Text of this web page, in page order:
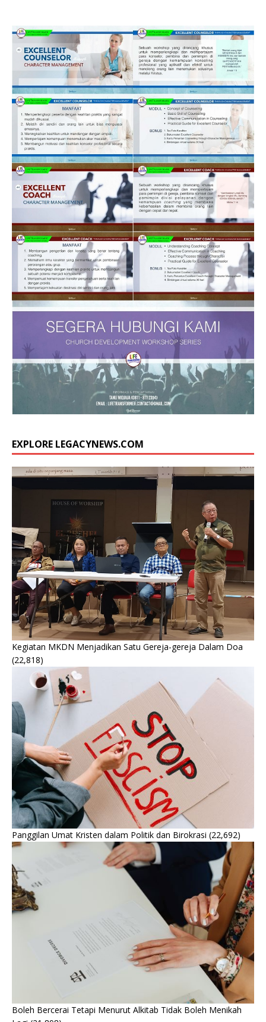
EXPLORE LEGACYNEWS.COM
Kegiatan MKDN Menjadikan Satu Gereja-gereja Dalam Doa
(22,818)
Panggilan Umat Kristen dalam Politik dan Birokrasi (22,692)
Boleh Bercerai Tetapi Menurut Alkitab Tidak Boleh Menikah